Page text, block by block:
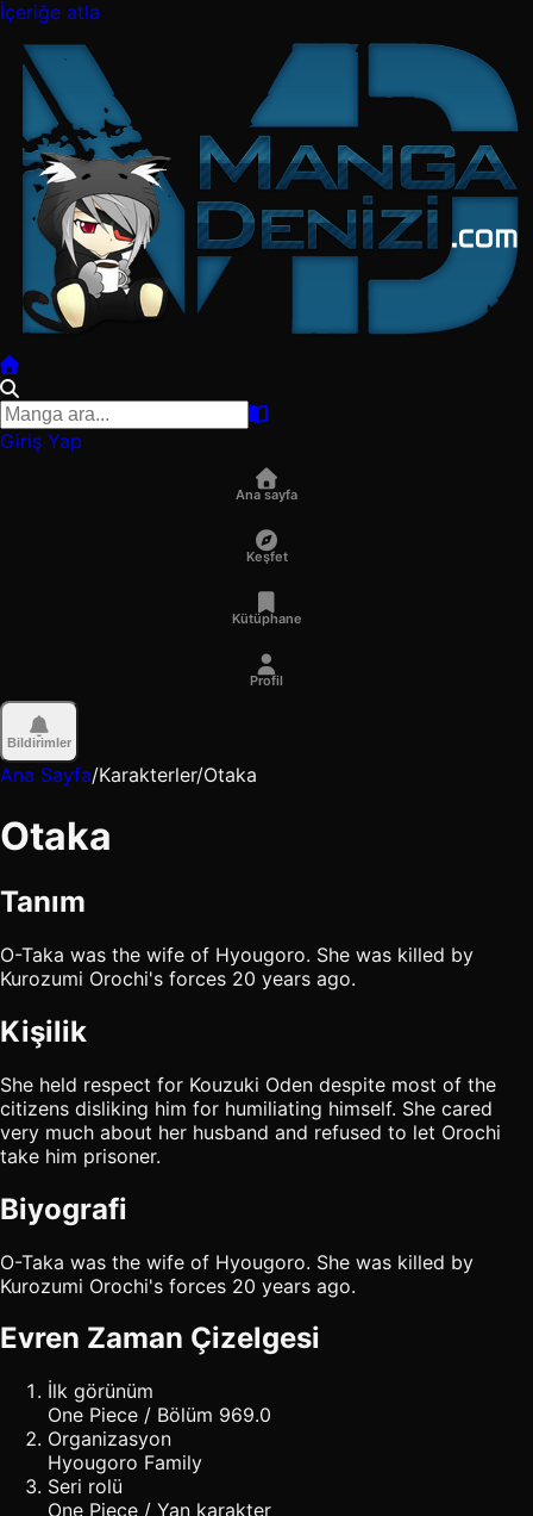
İçeriğe atla
Giriş Yap
Ana sayfa
Keşfet
Kütüphane
Profil
Bildirimler
Ana Sayfa/Karakterler/Otaka
Otaka
Tanım
O-Taka was the wife of Hyougoro. She was killed by
Kurozumi Orochi's forces 20 years ago.
Kişilik
She held respect for Kouzuki Oden despite most of the
citizens disliking him for humiliating himself. She cared
very much about her husband and refused to let Orochi
take him prisoner.
Biyografi
O-Taka was the wife of Hyougoro. She was killed by
Kurozumi Orochi's forces 20 years ago.
Evren Zaman Çizelgesi
İlk görünüm
One Piece / Bölüm 969.0
Organizasyon
Hyougoro Family
Seri rolü
One Piece / Yan karakter